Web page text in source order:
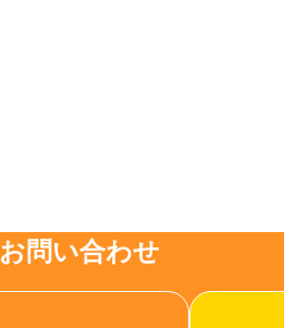
お問い合わせ